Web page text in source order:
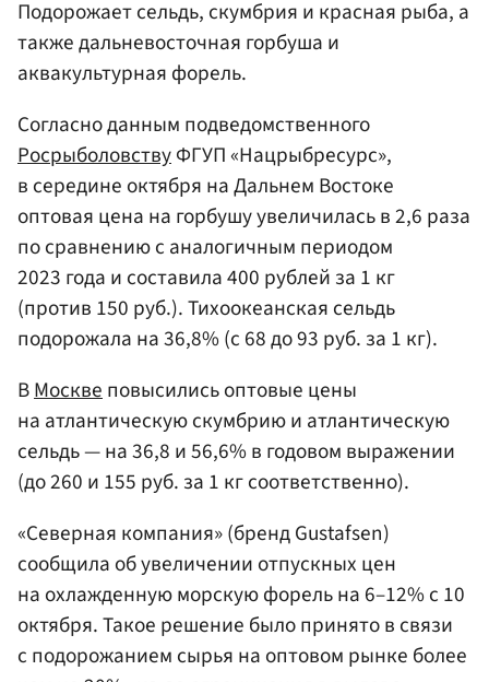
Подорожает сельдь, скумбрия и красная рыба, а
также дальневосточная горбуша и
аквакультурная форель.
Согласно данным подведомственного
РосрыболовствуФГУП «Нацрыбресурс»,
в середине октября на Дальнем Востоке
оптовая цена на горбушу увеличилась в 2,6 раза
по сравнению с аналогичным периодом
2023 года и составила 400 рублей за 1 кг
(против 150 руб.). Тихоокеанская сельдь
подорожала на 36,8% (с 68 до 93 руб. за 1 кг).
ВМосквеповысились оптовые цены
на атлантическую скумбрию и атлантическую
сельдь — на 36,8 и 56,6% в годовом выражении
(до 260 и 155 руб. за 1 кг соответственно).
«Северная компания» (бренд Gustafsen)
сообщила об увеличении отпускных цен
на охлажденную морскую форель на 6–12% с 10
октября. Такое решение было принято в связи
с подорожанием сырья на оптовом рынке более